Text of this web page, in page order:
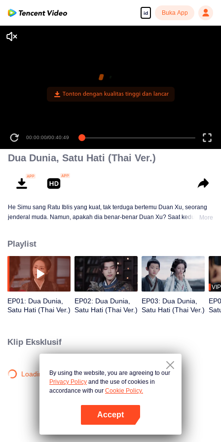
id Buka App
Tonton dengan kualitas tinggi dan lancar
00:00:00/00:40:49
Dua Dunia, Satu Hati (Thai Ver.)
He Simu sang Ratu Iblis yang kuat, tak terduga bertemu Duan Xu, seorang
jenderal muda. Namun, apakah dia benar-benar Duan Xu? Saat keduanya
melawan waktu?
More
Playlist
EP01: Dua Dunia,
Satu Hati (Thai Ver.)
EP02: Dua Dunia,
Satu Hati (Thai Ver.)
EP03: Dua Dunia,
Satu Hati (Thai Ver.)
VIP
Klip Eksklusif
Loading…By using the website, you are agreeing to our
Privacy Policy and the use of cookies in
accordance with our Cookie Policy.
Accept